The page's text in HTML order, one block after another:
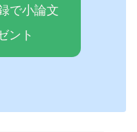
で小論文
ン ト